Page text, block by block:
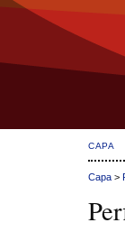
CAPA
Capa >